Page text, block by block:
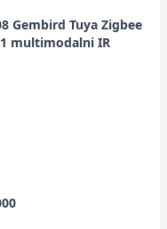
Gembird Tuya Zigbee
multimodalni IR